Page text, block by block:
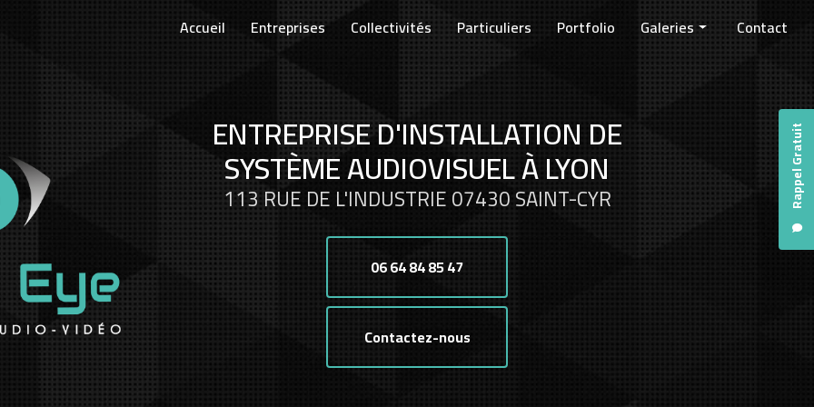
Rappel Gratuit
Accueil Entreprises Collectivités Particuliers Portfolio Galeries
Entreprises
Collectivités
Particuliers
Contact
ENTREPRISE D'INSTALLATION DE
SYSTÈME AUDIOVISUEL À LYON
113 RUE DE L'INDUSTRIE 07430 SAINT-CYR
06 64 84 85 47
Contactez-nous